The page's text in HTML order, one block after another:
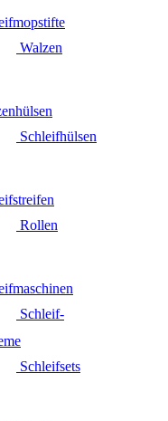
Walzen
Schleifhülsen
Rollen
Schleif-
Schleifsets